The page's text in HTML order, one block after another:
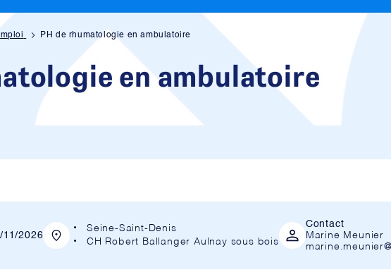
PH de rhumatologie en ambulatoire
en ambulatoire
11/2026
Seine-Saint-Denis
CH Robert Ballanger Aulnay sous bois
Contact
Marine Meunier